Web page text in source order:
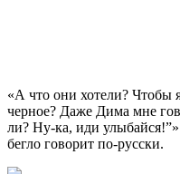
«А что они хотели? Чтобы
черное? Даже Дима мне
ли? Ну-ка, иди
бегло говорит по-русски.